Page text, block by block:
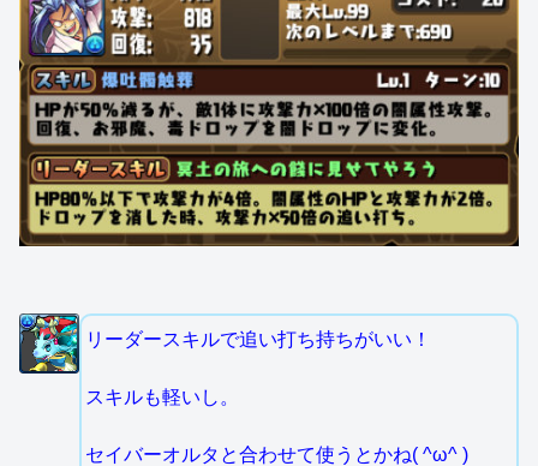
リーダースキルで追い打ち持ちがいい！
スキルも軽いし。
セイバーオルタと合わせて使うとかね( ^ω^ )